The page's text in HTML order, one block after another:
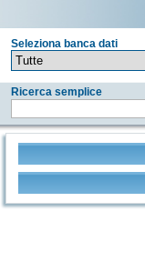
Seleziona banca dati
Ricerca semplice